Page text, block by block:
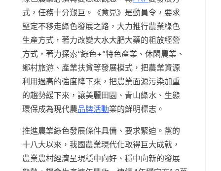
式，任務十分艱巨。《意見》是動員令，要求
堅定不移走綠色發展之路，大力推行農業綠色
生產方式，著力改變大水大肥大藥的粗放經營
方式，著力探索“綠色+”特色產業、休閑農業、
鄉村旅游、產業扶貧等發展模式，把農業資源
利用過高的強度降下來，把農業面源污染加重
的趨勢緩下來，讓美麗田園、青山綠水、生態
環保成為現代農品牌活動業的鮮明標志。
推進農業綠色發展條件具備、要求緊迫。黨的
十八大以來，我國農業現代化取得巨大成就，
農業農村經濟呈現穩中向好、穩中向新的發展